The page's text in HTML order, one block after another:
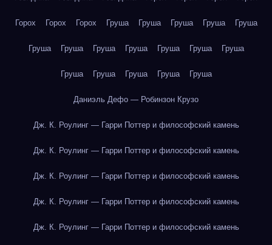
Горох Горох Горох Груша Груша Груша Груша Груша
Груша Груша Груша Груша Груша Груша Груша
Груша Груша Груша Груша Груша
Даниэль Дефо — Робинзон Крузо
Дж. К. Роулинг — Гарри Поттер и философский камень
Дж. К. Роулинг — Гарри Поттер и философский камень
Дж. К. Роулинг — Гарри Поттер и философский камень
Дж. К. Роулинг — Гарри Поттер и философский камень
Дж. К. Роулинг — Гарри Поттер и философский камень